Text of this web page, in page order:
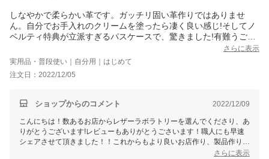
しなやかで柔らかい革です。ガッチリ固い革作りではありませ
ん。自分でお手入れのクリームを塗ったら凄く良い感じ!そしてノ
ベルティ特典が立派すぎるパスケースで、驚きました!有難うござ
さらに表示
実用品・普段使い｜自分用｜はじめて
注文日：2022/12/05
ショップからのコメント 2022/12/09
こんにちは！数あるお店からレザーラボラトリーを選んでくださり、あ
りがとうございます!レビューもありがとうごさいます！職人にも早速
シェアさせて頂きました！！これからもより良いお店作り、製品作りに
さらに表示